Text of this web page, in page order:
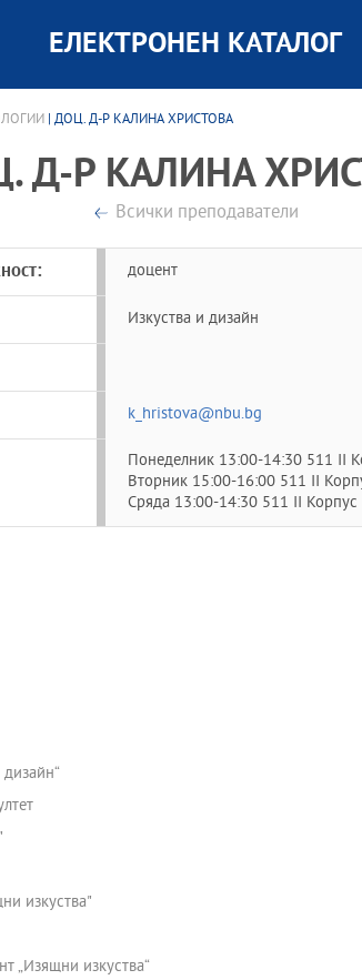
ЕЛЕКТРОНЕН КАТАЛОГ
| ДОЦ. Д-Р КАЛИНА ХРИСТОВА
Д-Р КАЛИНА
Всички преподаватели
доцент
Изкуства и дизайн
k_hristova@nbu.bg
Понеделник 13:00-14:30 511 II
Вторник 15:00-16:00 511 II
Сряда 13:00-14:30 511 II Корпус
изкуства"
„Изящни изкуства“